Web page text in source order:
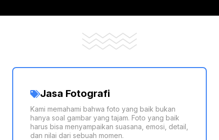
Jasa Fotografi
Kami memahami bahwa foto yang baik bukan
hanya soal gambar yang tajam. Foto yang baik
harus bisa menyampaikan suasana, emosi, detail,
dan nilai dari sebuah momen.